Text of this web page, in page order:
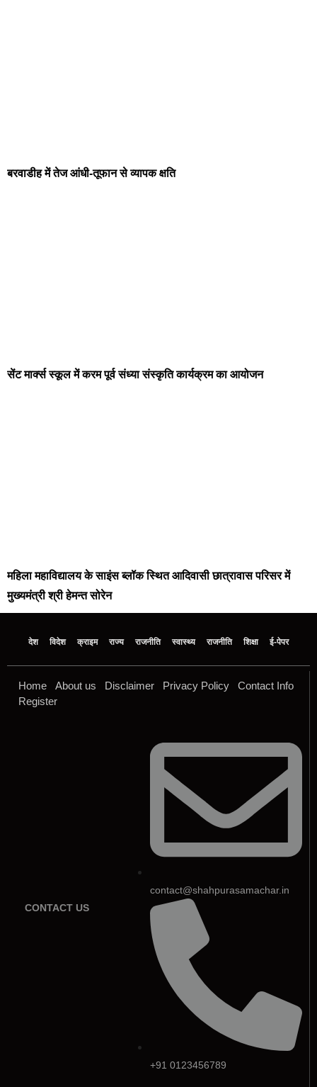
बरवाडीह में तेज आंधी-तूफान से व्यापक क्षति
सेंट मार्क्स स्कूल में करम पूर्व संध्या संस्कृति कार्यक्रम का आयोजन
महिला महाविद्यालय के साइंस ब्लॉक स्थित आदिवासी छात्रावास परिसर में
मुख्यमंत्री श्री हेमन्त सोरेन
देश विदेश क्राइम राज्य राजनीति स्वास्थ्य राजनीति शिक्षा ई-पेपर
Home About us Disclaimer Privacy Policy
Contact Info
Register
CONTACT US
contact@shahpurasamachar.in
+91 0123456789